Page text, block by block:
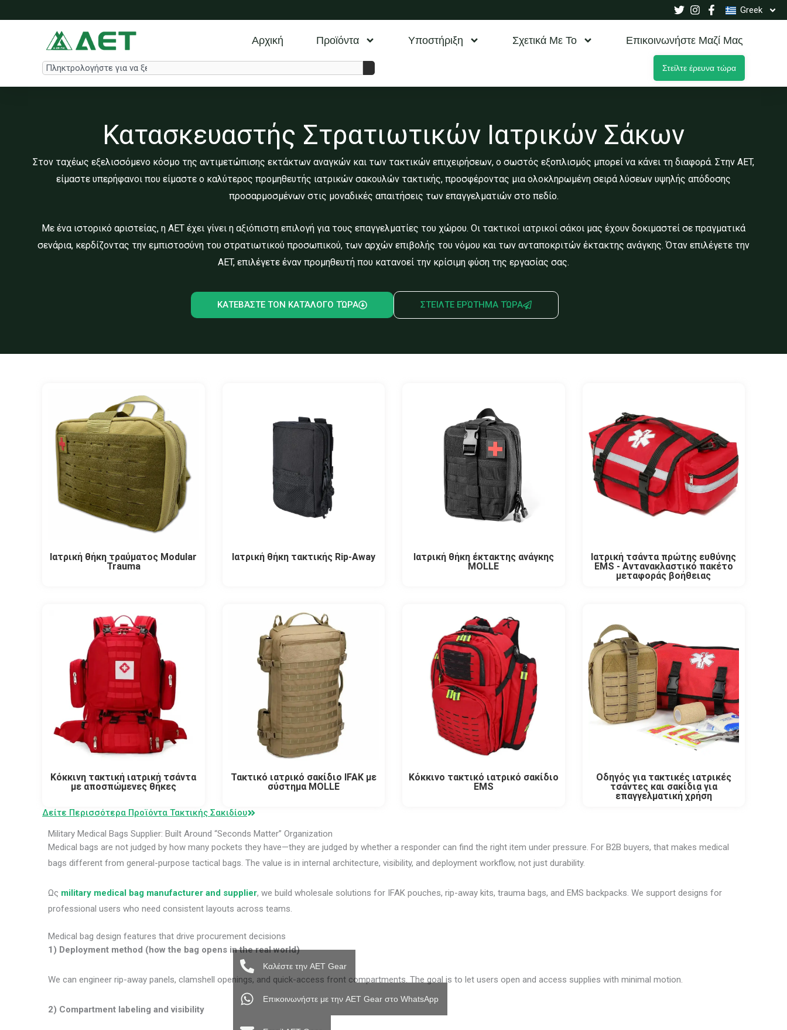
στο
Greek
Αρχική Προϊόντα Υποστήριξη Σχετικά Με Το Επικοινωνήστε Μαζί Μας
Search Στείλτε έρευνα τώρα
Κατασκευαστής Στρατιωτικών Ιατρικών Σάκων
Στον ταχέως εξελισσόμενο κόσμο της αντιμετώπισης εκτάκτων αναγκών και των τακτικών επιχειρήσεων, ο σωστός εξοπλισμός μπορεί να κάνει τη διαφορά. Στην AET,
είμαστε υπερήφανοι που είμαστε ο καλύτερος προμηθευτής ιατρικών σακουλών τακτικής, προσφέροντας μια ολοκληρωμένη σειρά λύσεων υψηλής απόδοσης
προσαρμοσμένων στις μοναδικές απαιτήσεις των επαγγελματιών στο πεδίο.
Με ένα ιστορικό αριστείας, η AET έχει γίνει η αξιόπιστη επιλογή για τους επαγγελματίες του χώρου. Οι τακτικοί ιατρικοί σάκοι μας έχουν δοκιμαστεί σε πραγματικά
σενάρια, κερδίζοντας την εμπιστοσύνη του στρατιωτικού προσωπικού, των αρχών επιβολής του νόμου και των ανταποκριτών έκτακτης ανάγκης. Όταν επιλέγετε την
AET, επιλέγετε έναν προμηθευτή που κατανοεί την κρίσιμη φύση της εργασίας σας.
ΚΑΤΕΒΆΣΤΕ ΤΟΝ ΚΑΤΆΛΟΓΟ ΤΏΡΑ ΣΤΕΊΛΤΕ ΕΡΏΤΗΜΑ ΤΏΡΑ
Ιατρική θήκη τραύματος Modular
Trauma
Ιατρική θήκη τακτικής Rip-Away
Ιατρική θήκη έκτακτης ανάγκης
MOLLE
Ιατρική τσάντα πρώτης ευθύνης
EMS - Αντανακλαστικό πακέτο
μεταφοράς βοήθειας
Κόκκινη τακτική ιατρική τσάντα
με αποσπώμενες θήκες
Τακτικό ιατρικό σακίδιο IFAK με
σύστημα MOLLE
Κόκκινο τακτικό ιατρικό σακίδιο
EMS
Οδηγός για τακτικές ιατρικές
τσάντες και σακίδια για
επαγγελματική χρήση
Δείτε Περισσότερα Προϊόντα Τακτικής Σακιδίου
Military Medical Bags Supplier: Built Around “Seconds Matter” Organization
Medical bags are not judged by how many pockets they have—they are judged by whether a responder can find the right item under pressure. For B2B buyers, that makes medical
bags different from general-purpose tactical bags. The value is in internal architecture, visibility, and deployment workflow, not just durability.
Ως military medical bag manufacturer and supplier, we build wholesale solutions for IFAK pouches, rip-away kits, trauma bags, and EMS backpacks. We support designs for
professional users who need consistent layouts across teams.
Medical bag design features that drive procurement decisions
1) Deployment method (how the bag opens in the real world)
We can engineer rip-away panels, clamshell openings, and quick-access front compartments. The goal is to let users open and access supplies with minimal motion.
2) Compartment labeling and visibility
Καλέστε την AET Gear
Επικοινωνήστε με την AET Gear στο WhatsApp